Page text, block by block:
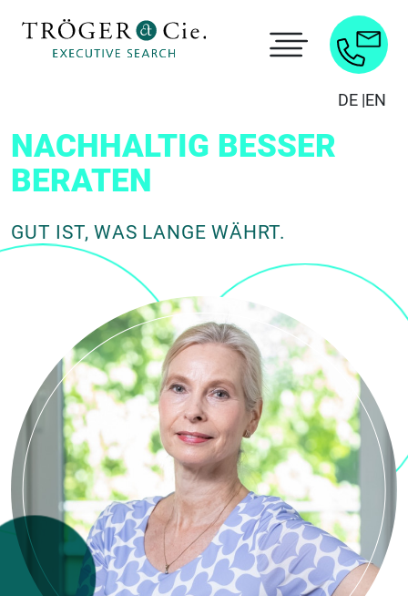
DE |EN
NACHHALTIG BESSER
BERATEN
GUT IST, WAS LANGE WÄHRT.